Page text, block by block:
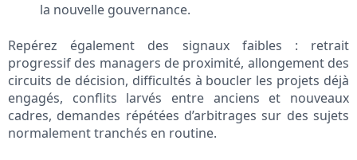
la nouvelle gouvernance.
Repérez également des signaux faibles : retrait
progressif des managers de proximité, allongement des
circuits de décision, difficultés à boucler les projets déjà
engagés, conflits larvés entre anciens et nouveaux
cadres, demandes répétées d’arbitrages sur des sujets
normalement tranchés en routine.